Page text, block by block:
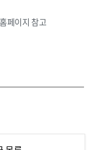
페이지 참고